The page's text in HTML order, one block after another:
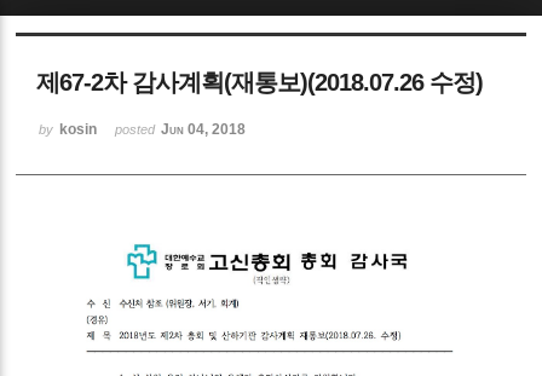
제67-2차 감사계획(재통보)(2018.07.26 수정)
by kosin posted Jun 04, 2018
Sketchbook5, 스케치북5
Sketchbook5, 스케치북5